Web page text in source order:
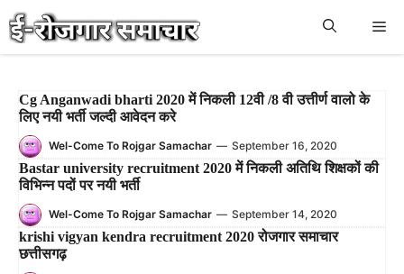
Skip
to
content
Cg Anganwadi bharti 2020 में निकली 12वी /8 वी उत्तीर्ण वालो के
लिए नयी भर्ती जल्दी आवेदन करे
Wel-Come To Rojgar Samachar — September 16, 2020
Bastar university recruitment 2020 में निकली अतिथि शिक्षकों की
विभिन्न पदों पर नयी भर्ती
Wel-Come To Rojgar Samachar — September 14, 2020
krishi vigyan kendra recruitment 2020 रोजगार समाचार
छत्तीसगढ़